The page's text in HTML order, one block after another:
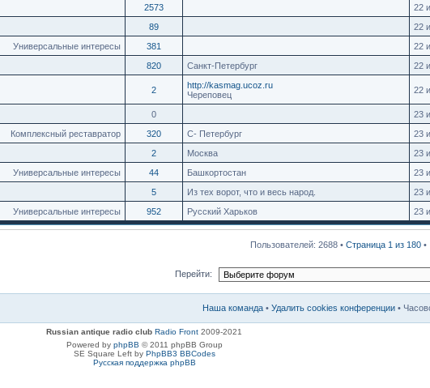
2573
22
89
22
Универсальные интересы
381
22
820 Санкт-Петербург 22
2
http://kasmag.ucoz.ru
Череповец
22
0
23
Комплексный реставратор
320 С- Петербург
23
2 Москва
23
Универсальные интересы
44 Башкортостан
23
5 Из тех ворот, что и весь народ.
23
Универсальные интересы
952 Русский Харьков 23
Пользователей: 2688 • Страница 1 из 180 •
Перейти:
Наша команда • Удалить cookies конференции •
Russian antique radio club Radio Front 2009-2021
Powered by phpBB © 2011 phpBB Group
SE Square Left by PhpBB3 BBCodes
Русская поддержка phpBB